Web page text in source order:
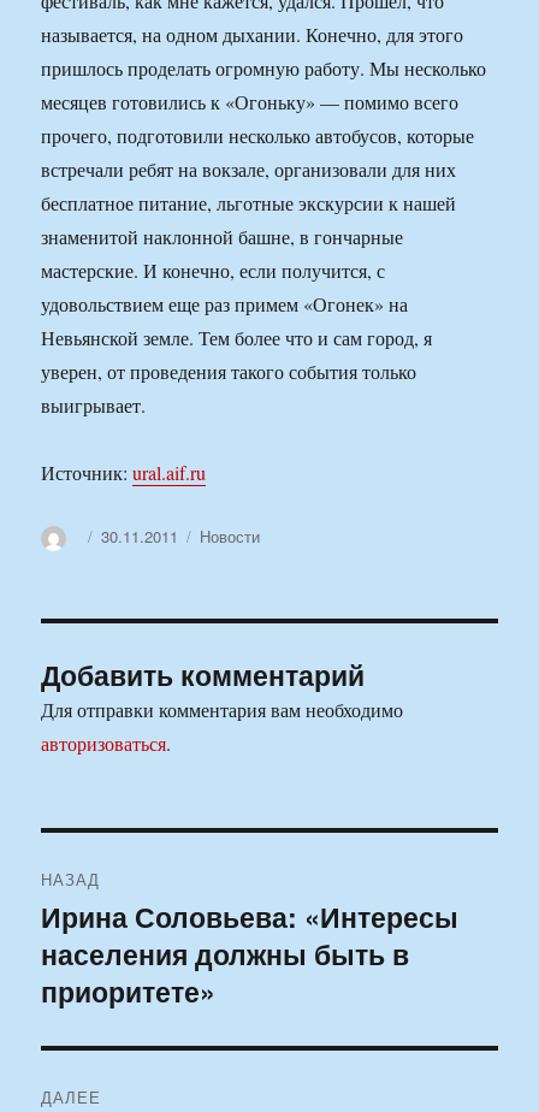
называется, на одном дыхании. Конечно, для этого
пришлось проделать огромную работу. Мы несколько
месяцев готовились к «Огоньку» — помимо всего
прочего, подготовили несколько автобусов, которые
встречали ребят на вокзале, организовали для них
бесплатное питание, льготные экскурсии к нашей
знаменитой наклонной башне, в гончарные
мастерские. И конечно, если получится, с
удовольствием еще раз примем «Огонек» на
Невьянской земле. Тем более что и сам город, я
уверен, от проведения такого события только
выигрывает.
Источник:ural.aif.ru
АвторОпубликовано
30.11.2011 Рубрики
Новости
Добавить комментарий
Для отправки комментария вам необходимо
авторизоваться.
по
записям
НАЗАД
Предыдущая
запись:
Ирина Соловьева: «Интересы
населения должны быть в
приоритете»
ДАЛЕЕ